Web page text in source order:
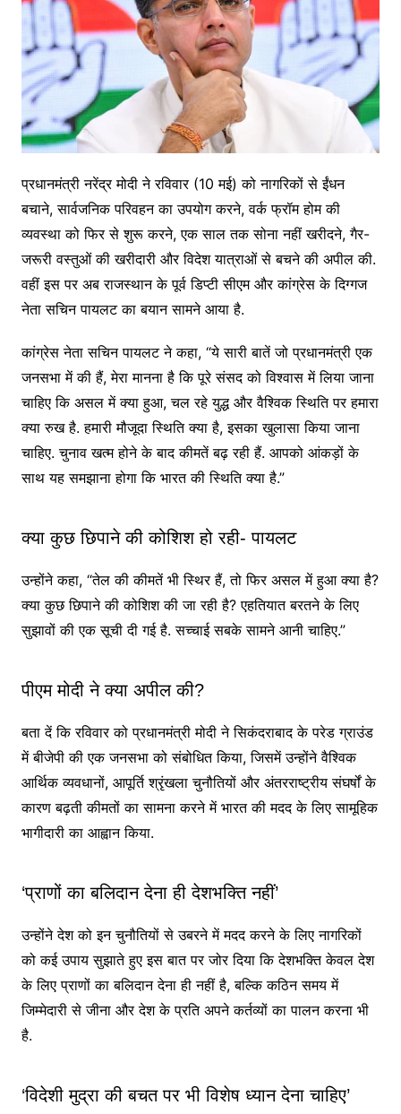
प्रधानमंत्री नरेंद्र मोदी ने रविवार (10 मई) को नागरिकों से ईंधन
बचाने, सार्वजनिक परिवहन का उपयोग करने, वर्क फ्रॉम होम की
व्यवस्था को फिर से शुरू करने, एक साल तक सोना नहीं खरीदने, गैर-
जरूरी वस्तुओं की खरीदारी और विदेश यात्राओं से बचने की अपील की.
वहीं इस पर अब राजस्थान के पूर्व डिप्टी सीएम और कांग्रेस के दिग्गज
नेता सचिन पायलट का बयान सामने आया है.
कांग्रेस नेता सचिन पायलट ने कहा, “ये सारी बातें जो प्रधानमंत्री एक
जनसभा में की हैं, मेरा मानना ​​है कि पूरे संसद को विश्वास में लिया जाना
चाहिए कि असल में क्या हुआ, चल रहे युद्ध और वैश्विक स्थिति पर हमारा
क्या रुख है. हमारी मौजूदा स्थिति क्या है, इसका खुलासा किया जाना
चाहिए. चुनाव खत्म होने के बाद कीमतें बढ़ रही हैं. आपको आंकड़ों के
साथ यह समझाना होगा कि भारत की स्थिति क्या है.”
क्या कुछ छिपाने की कोशिश हो रही- पायलट
उन्होंने कहा, “तेल की कीमतें भी स्थिर हैं, तो फिर असल में हुआ क्या है?
क्या कुछ छिपाने की कोशिश की जा रही है? एहतियात बरतने के लिए
सुझावों की एक सूची दी गई है. सच्चाई सबके सामने आनी चाहिए.”
पीएम मोदी ने क्या अपील की?
बता दें कि रविवार को प्रधानमंत्री मोदी ने सिकंदराबाद के परेड ग्राउंड
में बीजेपी की एक जनसभा को संबोधित किया, जिसमें उन्होंने वैश्विक
आर्थिक व्यवधानों, आपूर्ति श्रृंखला चुनौतियों और अंतरराष्ट्रीय संघर्षों के
कारण बढ़ती कीमतों का सामना करने में भारत की मदद के लिए सामूहिक
भागीदारी का आह्वान किया.
‘प्राणों का बलिदान देना ही देशभक्ति नहीं’
उन्होंने देश को इन चुनौतियों से उबरने में मदद करने के लिए नागरिकों
को कई उपाय सुझाते हुए इस बात पर जोर दिया कि देशभक्ति केवल देश
के लिए प्राणों का बलिदान देना ही नहीं है, बल्कि कठिन समय में
जिम्मेदारी से जीना और देश के प्रति अपने कर्तव्यों का पालन करना भी
है.
‘विदेशी मुद्रा की बचत पर भी विशेष ध्यान देना चाहिए’